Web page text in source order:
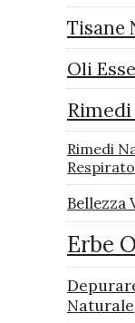
Tisane
Oli
Rimedi
Bellezza
Erbe
Naturale